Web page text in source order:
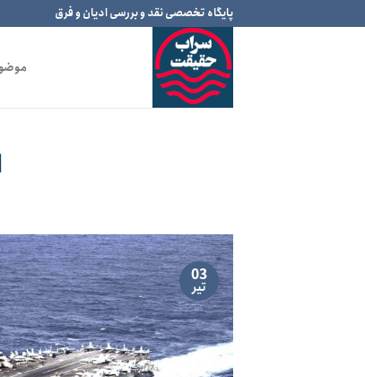
to
پایگاه تخصصی نقد و بررسی ادیان و فرق
03
تیر